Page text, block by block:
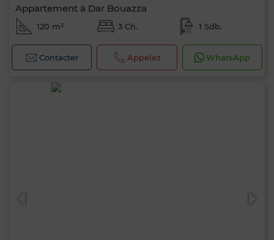
Appartement à Dar Bouazza
120 m² 3 Ch. 1 Sdb.
Contacter Appelez WhatsApp